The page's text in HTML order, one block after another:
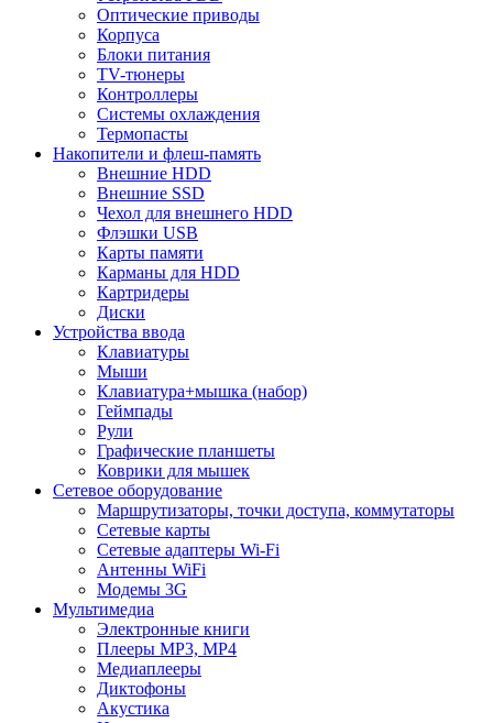
Оптические приводы
Корпуса
Блоки питания
TV-тюнеры
Контроллеры
Системы охлаждения
Термопасты
Накопители и флеш-память
Внешние HDD
Внешние SSD
Чехол для внешнего HDD
Флэшки USB
Карты памяти
Карманы для HDD
Картридеры
Диски
Устройства ввода
Клавиатуры
Мыши
Клавиатура+мышка (набор)
Геймпады
Рули
Графические планшеты
Коврики для мышек
Сетевое оборудование
Маршрутизаторы, точки доступа, коммутаторы
Сетевые карты
Сетевые адаптеры Wi-Fi
Антенны WiFi
Модемы 3G
Мультимедиа
Электронные книги
Плееры MP3, MP4
Медиаплееры
Диктофоны
Акустика